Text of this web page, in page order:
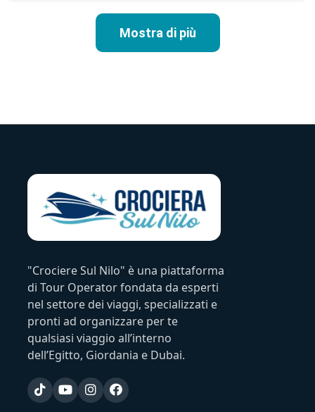
Mostra di più
"Crociere Sul Nilo" è una piattaforma
di Tour Operator fondata da esperti
nel settore dei viaggi, specializzati e
pronti ad organizzare per te
qualsiasi viaggio all’interno
dell’Egitto, Giordania e Dubai.